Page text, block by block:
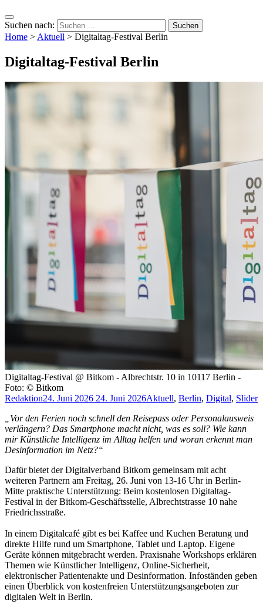
Suchen nach:
Home >Aktuell > Digitaltag-Festival Berlin
Digitaltag-Festival Berlin
Digitaltag-Festival @ Bitkom - Albrechtstr. 10 in 10117 Berlin -
Foto: © Bitkom
Redaktion24. Juni 2026 24. Juni 2026Aktuell, Berlin, Digital, Slider
„Vor den Ferien noch schnell den Reisepass oder Personalausweis
verlängern? Das Smartphone macht nicht, was es soll? Wie kann
mir Künstliche Intelligenz im Alltag helfen und woran erkennt man
Desinformation im Netz?“
Dafür bietet der Digitalverband Bitkom gemeinsam mit acht
weiteren Partnern am Freitag, 26. Juni von 13-16 Uhr in Berlin-
Mitte praktische Unterstützung: Beim kostenlosen Digitaltag-
Festival in der Bitkom-Geschäftsstelle, Albrechtstrasse 10 nahe
Friedrichsstraße.
In einem Digitalcafé gibt es bei Kaffee und Kuchen Beratung und
direkte Hilfe rund um Smartphone, Tablet und Laptop. Eigene
Geräte können mitgebracht werden. Praxisnahe Workshops erklären
Themen wie Künstlicher Intelligenz, Online-Sicherheit,
elektronischer Patientenakte und Desinformation. Infoständen geben
einen Überblick von kostenfreien Unterstützungsangeboten zur
digitalen Welt in Berlin.